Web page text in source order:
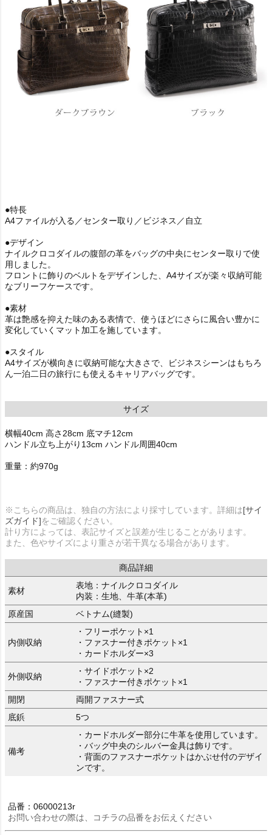
●特長
A4ファイルが入る／センター取り／ビジネス／自立
●デザイン
ナイルクロコダイルの腹部の革をバッグの中央にセンター取りで使
用しました。
フロントに飾りのベルトをデザインした、A4サイズが楽々収納可能
なブリーフケースです。
●素材
革は艶感を抑えた味のある表情で、使うほどにさらに風合い豊かに
変化していくマット加工を施しています。
●スタイル
A4サイズが横向きに収納可能な大きさで、ビジネスシーンはもちろ
ん一泊二日の旅行にも使えるキャリアバッグです。
サイズ
横幅40cm 高さ28cm 底マチ12cm
ハンドル立ち上がり13cm ハンドル周囲40cm
重量：約970g
※こちらの商品は、独自の方法により採寸しています。詳細は[サイ
ズガイド]をご確認ください。
計り方によっては、表記サイズと誤差が生じることがあります。
また、色やサイズにより重さが若干異なる場合があります。
商品詳細
素材
表地：ナイルクロコダイル
内装：生地、牛革(本革)
原産国
ベトナム(縫製)
内側収納
・フリーポケット×1
・ファスナー付きポケット×1
・カードホルダー×3
外側収納
・サイドポケット×2
・ファスナー付きポケット×1
開閉
両開ファスナー式
底鋲
5つ
備考
・カードホルダー部分に牛革を使用しています。
・バッグ中央のシルバー金具は飾りです。
・背面のファスナーポケットはかぶせ付のデザイ
ンです。
品番：06000213r
お問い合わせの際は、コチラの品番をお伝えください